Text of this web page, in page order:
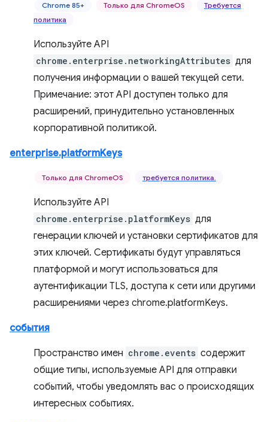
Chrome 85+ Только для ChromeOS
Требуется
политика
Используйте API
chrome.enterprise.networkingAttributes для
получения информации о вашей текущей сети.
Примечание: этот API доступен только для
расширений, принудительно установленных
корпоративной политикой.
enterprise.platformKeys
Только для ChromeOS требуется политика.
Используйте API
chrome.enterprise.platformKeys для
генерации ключей и установки сертификатов для
этих ключей. Сертификаты будут управляться
платформой и могут использоваться для
аутентификации TLS, доступа к сети или другими
расширениями через chrome.platformKeys.
события
Пространство имен chrome.events содержит
общие типы, используемые API для отправки
событий, чтобы уведомлять вас о происходящих
интересных событиях.